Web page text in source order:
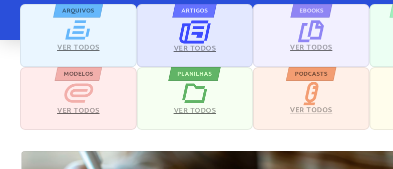
ARQUIVOS
VER TODOS
ARTIGOS
VER TODOS
EBOOKS
VER TODOS
MODELOS
VER TODOS
PLANILHAS
VER TODOS
PODCASTS
VER TODOS